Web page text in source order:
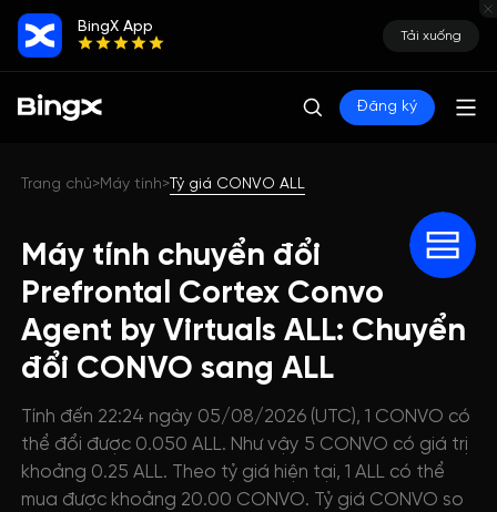
BingX App
Tải xuống
Đăng ký
Trang chủ>Máy tính>Tỷ giá CONVO ALL
Máy tính chuyển đổi
Prefrontal Cortex Convo
Agent by Virtuals ALL: Chuyển
đổi CONVO sang ALL
Tính đến 22:24 ngày 05/08/2026 (UTC), 1 CONVO có
thể đổi được 0.050 ALL. Như vậy 5 CONVO có giá trị
khoảng 0.25 ALL. Theo tỷ giá hiện tại, 1 ALL có thể
mua được khoảng 20.00 CONVO. Tỷ giá CONVO so